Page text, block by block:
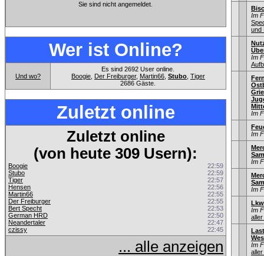
Sie sind nicht angemeldet.
Wer ist Online?
Und wo?
Es sind 2692 User online.
Boogie Der Freiburger, Martin66 Stubo Tiger
2686 Gäste.
Zuletzt online
Zuletzt online
(von heute 309 Usern):
Boogie
22:59
Stubo
22:59
Tiger
22:57
Hensen
22:56
Martin66
22:55
Der Freiburger
22:55
Bert Specht
22:53
German HRD
22:50
Neandertaler
22:47
czissy
22:45
... alle anzeigen
Im
und
Im
Im
Im
Im
Im
Im
aller
Im
aller